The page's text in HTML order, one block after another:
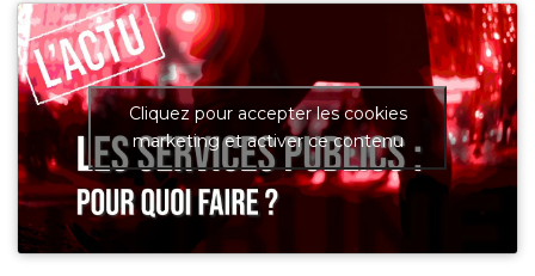
Cliquez pour accepter les cookies
marketing et activer ce contenu